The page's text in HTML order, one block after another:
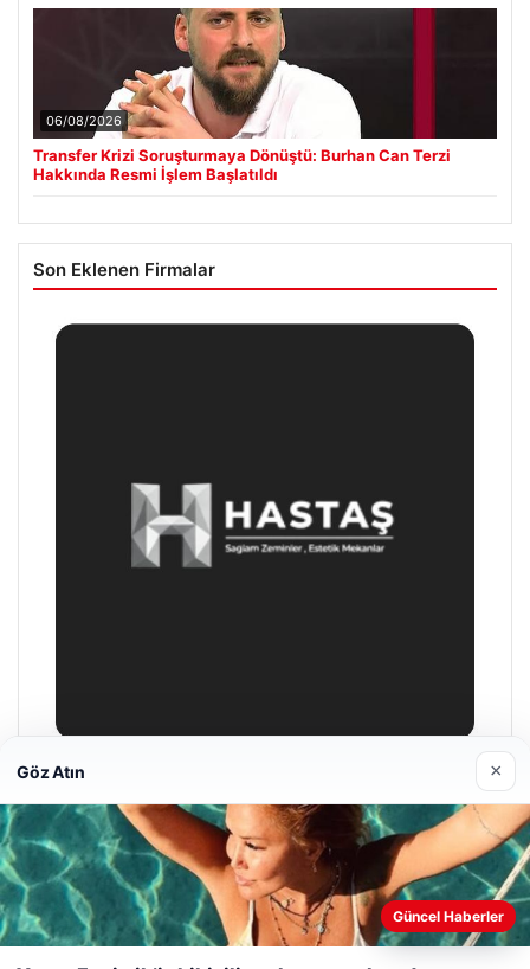
06/08/2026
Transfer Krizi Soruşturmaya Dönüştü: Burhan Can Terzi
Hakkında Resmi İşlem Başlatıldı
Son Eklenen Firmalar
29/04/2026
Web sitemizi nasıl kullandığınızı daha iyi anlayabilmek,
deneyiminizi kişiselleştirmek ve geliştirmek amacıyla çerezler
kullanıyoruz.
Çerez Politikamız
Göz Atın ×
Güncel Haberler